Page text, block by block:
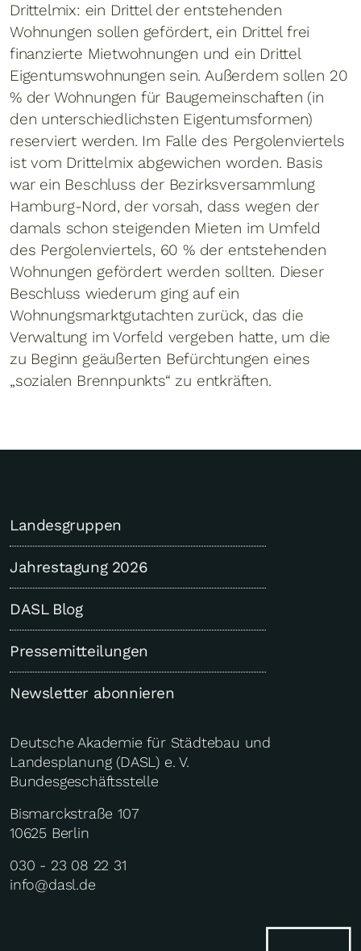
Drittelmix: ein Drittel der entstehenden
Wohnungen sollen gefördert, ein Drittel frei
finanzierte Mietwohnungen und ein Drittel
Eigentumswohnungen sein. Außerdem sollen 20
% der Wohnungen für Baugemeinschaften (in
den unterschiedlichsten Eigentumsformen)
reserviert werden. Im Falle des Pergolenviertels
ist vom Drittelmix abgewichen worden. Basis
war ein Beschluss der Bezirksversammlung
Hamburg-Nord, der vorsah, dass wegen der
damals schon steigenden Mieten im Umfeld
des Pergolenviertels, 60 % der entstehenden
Wohnungen gefördert werden sollten. Dieser
Beschluss wiederum ging auf ein
Wohnungsmarktgutachten zurück, das die
Verwaltung im Vorfeld vergeben hatte, um die
zu Beginn geäußerten Befürchtungen eines
„sozialen Brennpunkts“ zu entkräften.
Landesgruppen
Jahrestagung 2026
DASL Blog
Pressemitteilungen
Newsletter abonnieren
Deutsche Akademie für Städtebau und
Landesplanung (DASL) e. V.
Bundesgeschäftsstelle
Bismarckstraße 107
10625 Berlin
030 - 23 08 22 31
info@dasl.de